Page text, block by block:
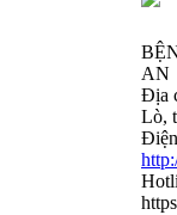
AN
Địa
Lò,